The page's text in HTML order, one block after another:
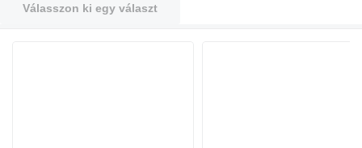
Válasszon ki egy választ